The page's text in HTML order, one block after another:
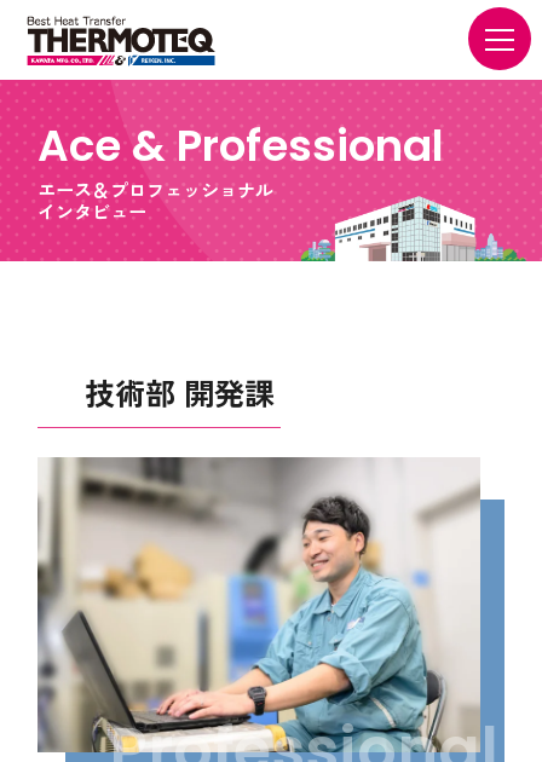
Ace & Professional
エース＆プロフェッショナル
インタビュー
技術部 開発課